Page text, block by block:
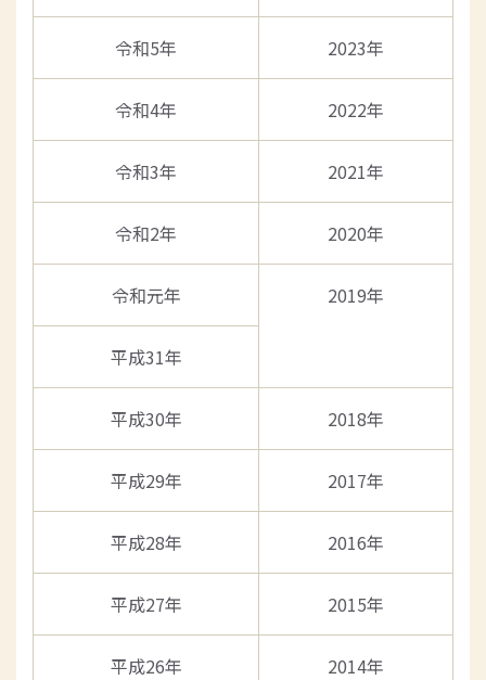
令和5年 2023年
令和4年 2022年
令和3年 2021年
令和2年 2020年
令和元年 2019年
平成31年
平成30年 2018年
平成29年 2017年
平成28年 2016年
平成27年 2015年
平成26年 2014年